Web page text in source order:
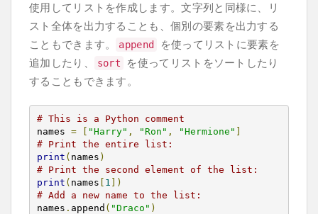
使用してリストを作成します。文字列と同様に、リ
スト全体を出力することも、個別の要素を出力する
こともできます。
append
を使ってリストに要素を
追加したり、
sort
を使ってリストをソートしたり
することもできます。
# This is a Python comment
names = [ "Harry" , "Ron" , "Hermione" ]
# Print the entire list:
print ( names )
# Print the second element of the list:
print ( names [ 1 ])
# Add a new name to the list:
names . append ( "Draco" )